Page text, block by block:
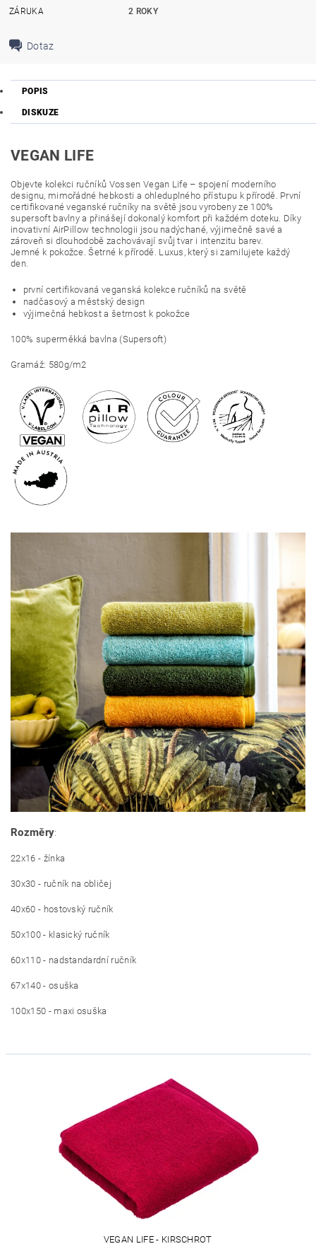
ZÁRUKA
2 ROKY
Dotaz
POPIS
DISKUZE
VEGAN LIFE
Objevte kolekci ručníků Vossen Vegan Life – spojení moderního
designu, mimořádné hebkosti a ohleduplného přístupu k přírodě. První
certifikované veganské ručníky na světě jsou vyrobeny ze 100%
supersoft bavlny a přinášejí dokonalý komfort při každém doteku. Díky
inovativní AirPillow technologii jsou nadýchané, výjimečně savé a
zároveň si dlouhodobě zachovávají svůj tvar i intenzitu barev.
Jemné k pokožce. Šetrné k přírodě. Luxus, který si zamilujete každý
den.
první certifikovaná veganská kolekce ručníků na světě
nadčasový a městský design
výjimečná hebkost a šetrnost k pokožce
100% superměkká bavlna (Supersoft)
Gramáž: 580g/m2
Rozměry:
22x16 - žínka
30x30 - ručník na obličej
40x60 - hostovský ručník
50x100 - klasický ručník
60x110 - nadstandardní ručník
67x140 - osuška
100x150 - maxi osuška
VEGAN LIFE - KIRSCHROT